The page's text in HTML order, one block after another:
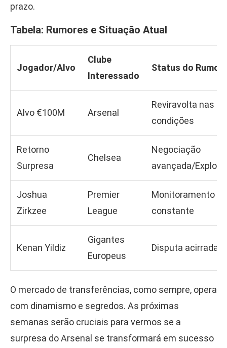
prazo.
Tabela: Rumores e Situação Atual
Jogador/Alvo
Clube
Interessado
Status do Rumor
Alvo €100M Arsenal
Reviravolta nas
condições
Retorno
Surpresa
Chelsea
Negociação
avançada/
Joshua
Zirkzee
Premier
League
Monitoramento
constante
Kenan Yildiz
Gigantes
Europeus
Disputa acirrada
O mercado de transferências, como sempre, opera
com dinamismo e segredos. As próximas
semanas serão cruciais para vermos se a
surpresa do Arsenal se transformará em sucesso